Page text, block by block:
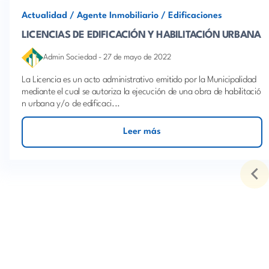
Actualidad / Agente Inmobiliario / Edificaciones
LICENCIAS DE EDIFICACIÓN Y HABILITACIÓN URBANA
Admin Sociedad - 27 de mayo de 2022
La Licencia es un acto administrativo emitido por la Municipalidad
mediante el cual se autoriza la ejecución de una obra de habilitació
n urbana y/o de edificaci...
Leer más